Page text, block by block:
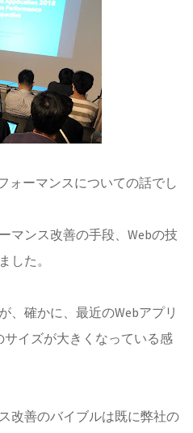
ォーマンスについての話でし
マンス改善の手段、Webの技
した。
、確かに、最近のWebアプリ
イズが大きくなっている感
改善のバイブルは既に弊社の